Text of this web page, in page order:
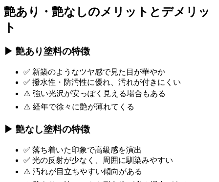
艶あり・艶なしのメリットとデメリッ
ト
▶ 艶あり塗料の特徴
✅ 新築のようなツヤ感で見た目が華やか
✅ 撥水性・防汚性に優れ、汚れが付きにくい
⚠️ 強い光沢が安っぽく見える場合もある
⚠️ 経年で徐々に艶が薄れてくる
▶ 艶なし塗料の特徴
✅ 落ち着いた印象で高級感を演出
✅ 光の反射が少なく、周囲に馴染みやすい
⚠️ 汚れが目立ちやすい傾向がある